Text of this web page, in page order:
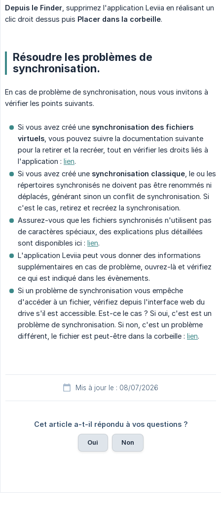
Depuis le Finder , supprimez l'application Leviia en réalisant un
clic droit dessus puis Placer dans la corbeille.
Résoudre les problèmes de
synchronisation.
En cas de problème de synchronisation, nous vous invitons à
vérifier les points suivants.
Si vous avez créé une synchronisation des fichiers
virtuels , vous pouvez suivre la documentation suivante
pour la retirer et la recréer, tout en vérifier les droits liés à
l'application : lien.
Si vous avez créé une synchronisation classique , le ou les
répertoires synchronisés ne doivent pas être renommés ni
déplacés, générant sinon un conflit de synchronisation. Si
c'est le cas, retirez et recréez la synchronisation.
Assurez-vous que les fichiers synchronisés n'utilisent pas
de caractères spéciaux, des explications plus détaillées
sont disponibles ici : lien.
L'application Leviia peut vous donner des informations
supplémentaires en cas de problème, ouvrez-là et vérifiez
ce qui est indiqué dans les évènements.
Si un problème de synchronisation vous empêche
d'accéder à un fichier, vérifiez depuis l'interface web du
drive s'il est accessible. Est-ce le cas ? Si oui, c'est est un
problème de synchronisation. Si non, c'est un problème
différent, le fichier est peut-être dans la corbeille : lien.
Mis à jour le : 08/07/2026
Cet article a-t-il répondu à vos questions ?
Oui Non